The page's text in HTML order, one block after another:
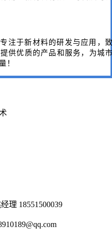
于新材料的研发与应用，
供优质的产品和服务，为城
！
理 18551500039